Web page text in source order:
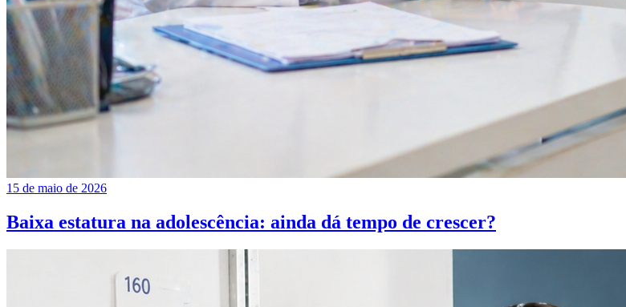
15 de maio de 2026
Baixa estatura na adolescência: ainda dá tempo de crescer?